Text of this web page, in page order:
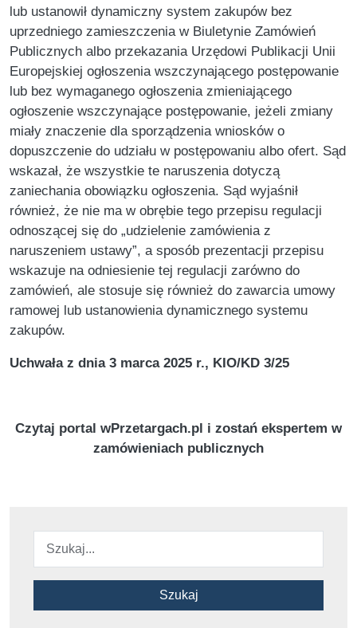
lub ustanowił dynamiczny system zakupów bez
uprzedniego zamieszczenia w Biuletynie Zamówień
Publicznych albo przekazania Urzędowi Publikacji Unii
Europejskiej ogłoszenia wszczynającego postępowanie
lub bez wymaganego ogłoszenia zmieniającego
ogłoszenie wszczynające postępowanie, jeżeli zmiany
miały znaczenie dla sporządzenia wniosków o
dopuszczenie do udziału w postępowaniu albo ofert. Sąd
wskazał, że wszystkie te naruszenia dotyczą
zaniechania obowiązku ogłoszenia. Sąd wyjaśnił
również, że nie ma w obrębie tego przepisu regulacji
odnoszącej się do „udzielenie zamówienia z
naruszeniem ustawy”, a sposób prezentacji przepisu
wskazuje na odniesienie tej regulacji zarówno do
zamówień, ale stosuje się również do zawarcia umowy
ramowej lub ustanowienia dynamicznego systemu
zakupów.
Uchwała z dnia 3 marca 2025 r., KIO/KD 3/25
Czytaj portal wPrzetargach.pl i zostań ekspertem w
zamówieniach publicznych
Szukaj